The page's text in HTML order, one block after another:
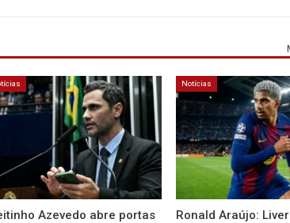
Azevedo abre portas
Notícias
Ronald Araújo: